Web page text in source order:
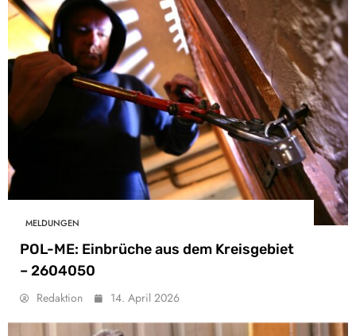
MELDUNGEN
POL-ME: Einbrüche aus dem Kreisgebiet
– 2604050
Redaktion 14. April 2026